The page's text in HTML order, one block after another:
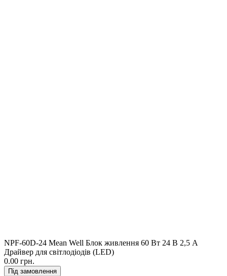
NPF-60D-24 Mean Well Блок живлення 60 Вт 24 В 2,5 А
Драйвер для світлодіодів (LED)
0.00 грн.
Під замовлення